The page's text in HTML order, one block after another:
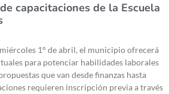
capacitaciones de la Escuela
1° de abril, el municipio ofrecerá
para potenciar habilidades laborales
que van desde finanzas hasta
requieren inscripción previa a través